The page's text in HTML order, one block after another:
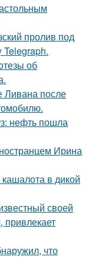
пролив под
об
Ливана после
нефть пошла
Ирина
в дикой
своей
привлекает
что